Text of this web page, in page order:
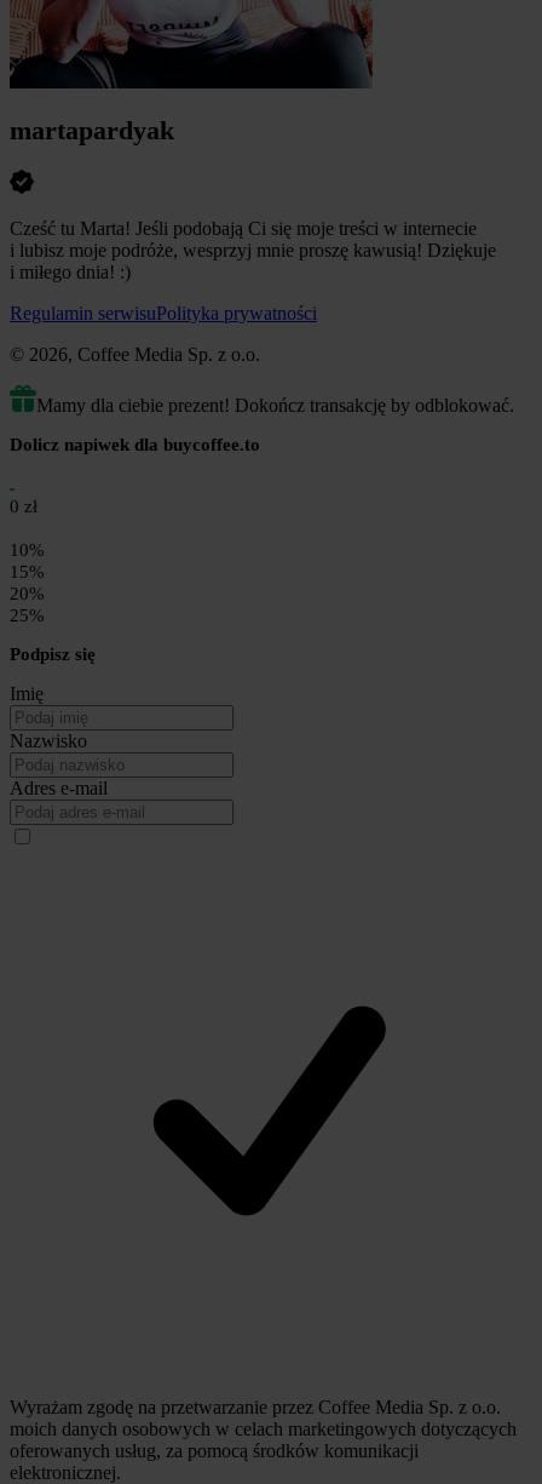
martapardyak
Cześć tu Marta! Jeśli podobają Ci się moje treści w internecie
i lubisz moje podróże, wesprzyj mnie proszę kawusią! Dziękuje
i miłego dnia! :)
Regulamin serwisuPolityka prywatności
© 2026, Coffee Media Sp. z o.o.
Mamy dla ciebie prezent! Dokończ transakcję by odblokować.
Dolicz napiwek dla buycoffee.to
0 zł
10%
15%
20%
25%
Podpisz się
Imię
Nazwisko
Adres e-mail
Wyrażam zgodę na przetwarzanie przez Coffee Media Sp. z o.o.
moich danych osobowych w celach marketingowych dotyczących
oferowanych usług, za pomocą środków komunikacji
elektronicznej.